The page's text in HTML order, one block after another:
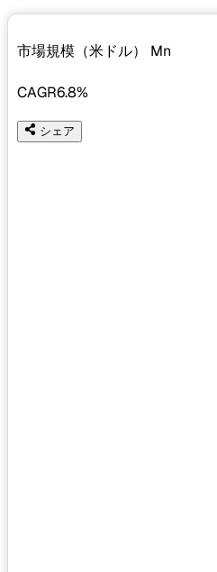
市場規模（米ドル） Mn
CAGR6.8%
シェア